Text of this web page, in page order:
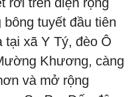
tuyết đầu tiên
tại xã Y Tý, đèo Ô
Khương, càng
và mở rộng